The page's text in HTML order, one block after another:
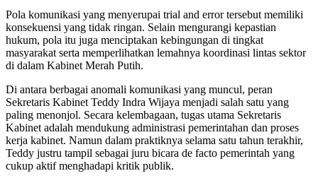
Pola komunikasi yang menyerupai trial and error tersebut memiliki
konsekuensi yang tidak ringan. Selain mengurangi kepastian
hukum, pola itu juga menciptakan kebingungan di tingkat
masyarakat serta memperlihatkan lemahnya koordinasi lintas sektor
di dalam Kabinet Merah Putih.
Di antara berbagai anomali komunikasi yang muncul, peran
Sekretaris Kabinet Teddy Indra Wijaya menjadi salah satu yang
paling menonjol. Secara kelembagaan, tugas utama Sekretaris
Kabinet adalah mendukung administrasi pemerintahan dan proses
kerja kabinet. Namun dalam praktiknya selama satu tahun terakhir,
Teddy justru tampil sebagai juru bicara de facto pemerintah yang
cukup aktif menghadapi kritik publik.